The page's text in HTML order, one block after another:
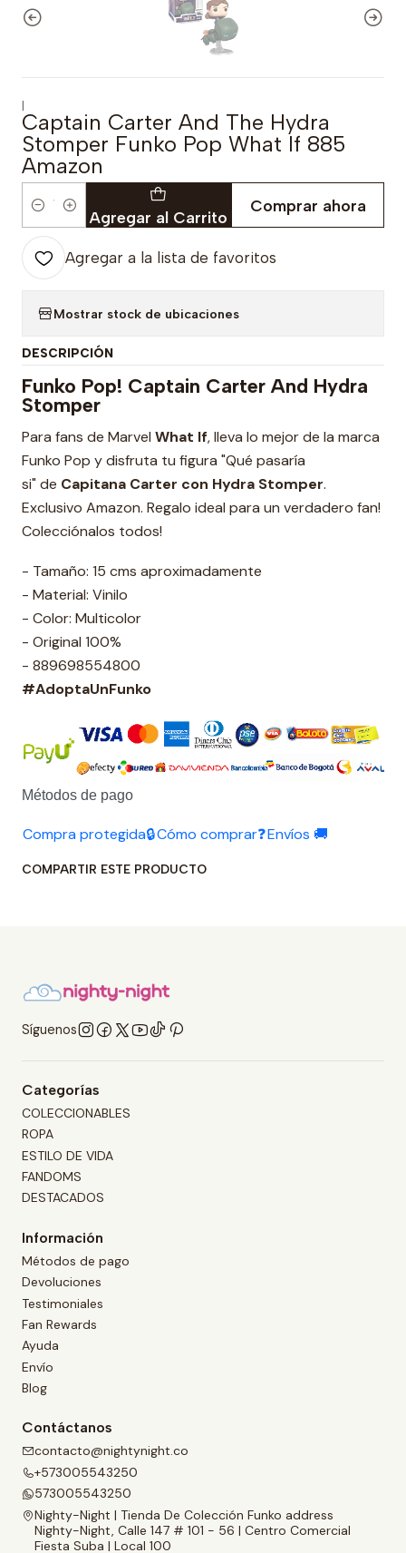
|
Captain Carter And The Hydra
Stomper Funko Pop What If 885
Amazon
Cantidad Agregar al Carrito
Comprar ahora
Agregar a la lista de favoritos
Mostrar stock de ubicaciones
DESCRIPCIÓN
Funko Pop! Captain Carter And Hydra
Stomper
Para fans de Marvel What If, lleva lo mejor de la marca
Funko Pop y disfruta tu figura "Qué pasaría
si" de Capitana Carter con Hydra Stomper.
Exclusivo Amazon. Regalo ideal para un verdadero fan!
Colecciónalos todos!
- Tamaño: 15 cms aproximadamente
- Material: Vinilo
- Color: Multicolor
- Original 100%
- 889698554800
#AdoptaUnFunko
Métodos de pago
Compra protegida🔒Cómo comprar❓Envíos 🚚
COMPARTIR ESTE PRODUCTO
Síguenos
Categorías
COLECCIONABLES
ROPA
ESTILO DE VIDA
FANDOMS
DESTACADOS
Información
Métodos de pago
Devoluciones
Testimoniales
Fan Rewards
Ayuda
Envío
Blog
Contáctanos
contacto@nightynight.co
+573005543250
573005543250
Nighty-Night | Tienda De Colección Funko address
Nighty-Night, Calle 147 # 101 - 56 | Centro Comercial
Fiesta Suba | Local 100